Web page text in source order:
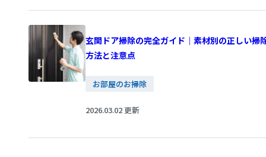
玄関ドア掃除の完全ガイド｜素材別の正しい掃
方法と注意点
お部屋のお掃除
2026.03.02 更新